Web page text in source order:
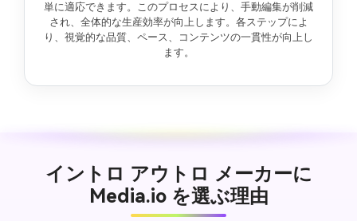
単に適応できます。このプロセスにより、手動編集が削減
され、全体的な生産効率が向上します。各ステップによ
り、視覚的な品質、ペース、コンテンツの一貫性が向上し
ます。
イントロ アウトロ メーカーに
Media.io を選ぶ理由